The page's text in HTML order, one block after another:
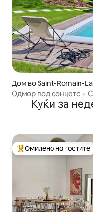
Дом во Saint-Romain-
Одмор под сонцето +
Куќи за
Меѓу најуспешните
Омилено на гостите